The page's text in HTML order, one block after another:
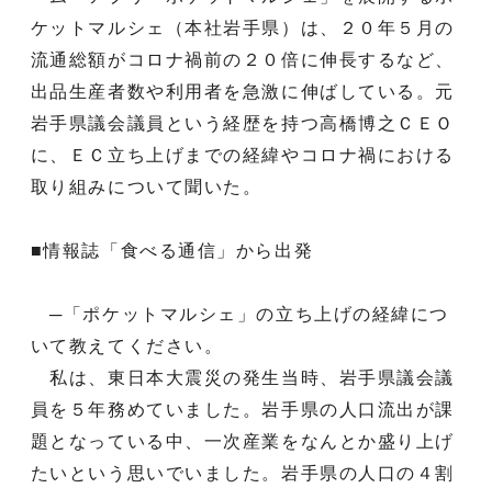
ケットマルシェ（本社岩手県）は、２０年５月の
流通総額がコロナ禍前の２０倍に伸長するなど、
出品生産者数や利用者を急激に伸ばしている。元
岩手県議会議員という経歴を持つ高橋博之ＣＥＯ
に、ＥＣ立ち上げまでの経緯やコロナ禍における
取り組みについて聞いた。
■情報誌「食べる通信」から出発
─「ポケットマルシェ」の立ち上げの経緯につ
いて教えてください。
私は、東日本大震災の発生当時、岩手県議会議
員を５年務めていました。岩手県の人口流出が課
題となっている中、一次産業をなんとか盛り上げ
たいという思いでいました。岩手県の人口の４割